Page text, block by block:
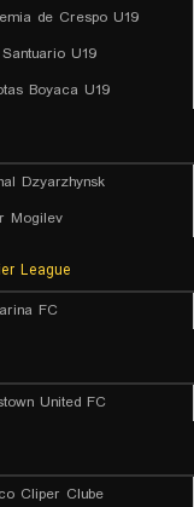
de Crespo U19
U19
Boyaca U19
Dzyarzhynsk
Mogilev
League
FC
United FC
Cliper Clube